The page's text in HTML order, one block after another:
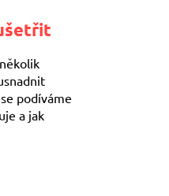
podíváme
a jak